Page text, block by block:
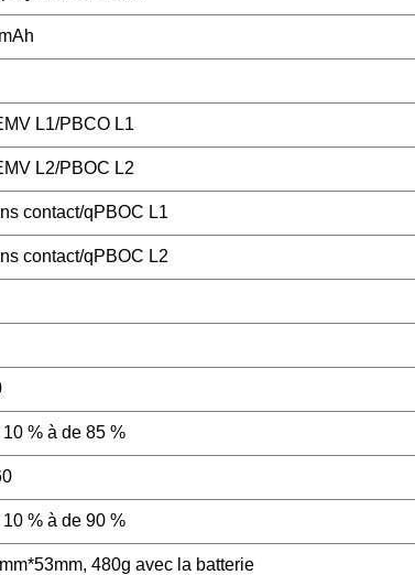
L1/PBCO L1
L2/PBOC L2
contact/qPBOC L1
contact/qPBOC L2
% à de 85 %
% à de 90 %
480g avec la batterie